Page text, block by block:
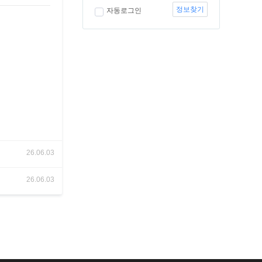
26.06.03
26.06.03
자동로그인 정보찾기